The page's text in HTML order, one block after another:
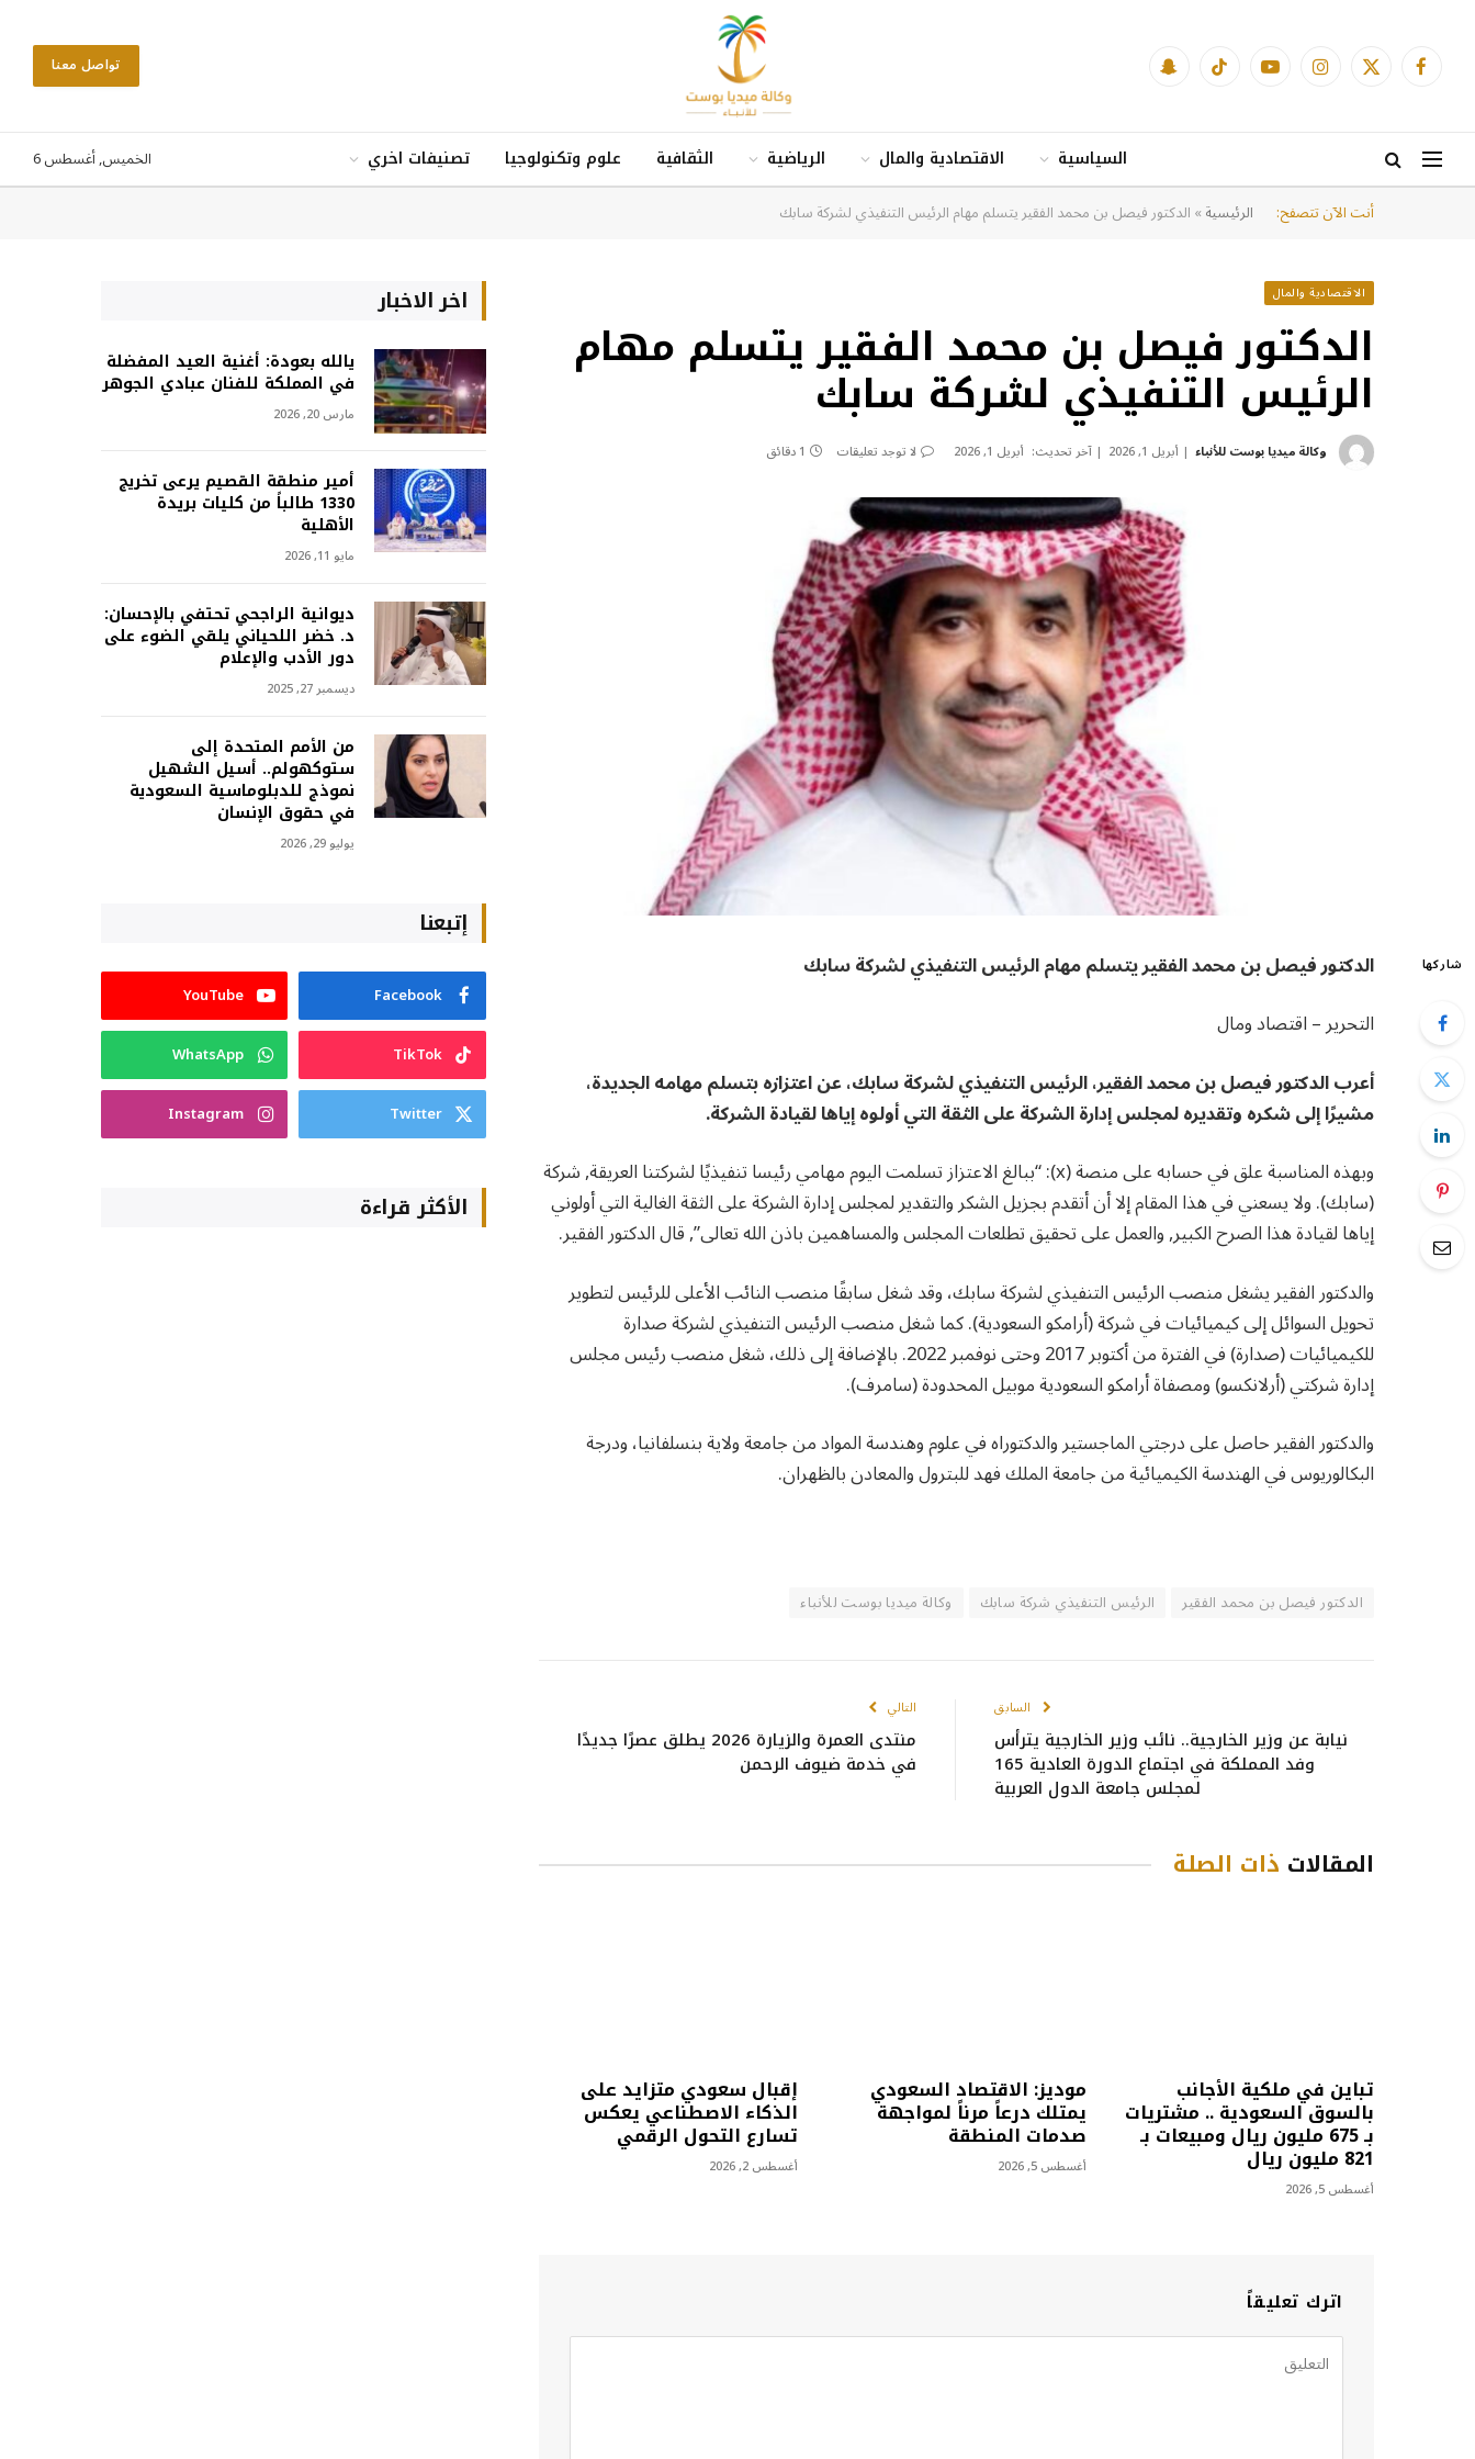
فيسبوكX الانستغراميوتيوب تيكتوك Snapchat تواصل معنا
السياسية الاقتصادية والمال الرياضية الثقافية علوم وتكنولوجيا تصنيفات اخري
الخميس, أغسطس 6
أنت الآن تتصفح:
الرئيسية»الدكتور فيصل بن محمد الفقير يتسلم مهام الرئيس التنفيذي لشركة سابك
الاقتصادية والمال
الدكتور فيصل بن محمد الفقير يتسلم مهام
الرئيس التنفيذي لشركة سابك
وكالة ميديا بوست للأنباء أبريل 1, 2026 آخر تحديث: أبريل 1, 2026 لا توجد تعليقات 1 دقائق
شاركها
الدكتور فيصل بن محمد الفقير يتسلم مهام الرئيس التنفيذي لشركة سابك
التحرير – اقتصاد ومال
أعرب الدكتور فيصل بن محمد الفقير، الرئيس التنفيذي لشركة سابك، عن اعتزازه بتسلم مهامه الجديدة،
مشيرًا إلى شكره وتقديره لمجلس إدارة الشركة على الثقة التي أولوه إياها لقيادة الشركة.
وبهذه المناسبة علق في حسابه على منصة (x): “ببالغ الاعتزاز تسلمت اليوم مهامي رئيسا تنفيذيًا لشركتنا العريقة, شركة
(سابك). ولا يسعني في هذا المقام إلا أن أتقدم بجزيل الشكر والتقدير لمجلس إدارة الشركة على الثقة الغالية التي أولوني
إياها لقيادة هذا الصرح الكبير, والعمل على تحقيق تطلعات المجلس والمساهمين باذن الله تعالى”, قال الدكتور الفقير.
والدكتور الفقير يشغل منصب الرئيس التنفيذي لشركة سابك، وقد شغل سابقًا منصب النائب الأعلى للرئيس لتطوير
تحويل السوائل إلى كيميائيات في شركة (أرامكو السعودية). كما شغل منصب الرئيس التنفيذي لشركة صدارة
للكيميائيات (صدارة) في الفترة من أكتوبر 2017 وحتى نوفمبر 2022. بالإضافة إلى ذلك، شغل منصب رئيس مجلس
إدارة شركتي (أرلانكسو) ومصفاة أرامكو السعودية موبيل المحدودة (سامرف).
والدكتور الفقير حاصل على درجتي الماجستير والدكتوراه في علوم وهندسة المواد من جامعة ولاية بنسلفانيا، ودرجة
البكالوريوس في الهندسة الكيميائية من جامعة الملك فهد للبترول والمعادن بالظهران.
الدكتور فيصل بن محمد الفقير الرئيس التنفيذي شركة سابك وكالة ميديا بوست للأنباء
السابق
نيابة عن وزير الخارجية.. نائب وزير الخارجية يترأس
وفد المملكة في اجتماع الدورة العادية 165
لمجلس جامعة الدول العربية
التالي
منتدى العمرة والزيارة 2026 يطلق عصرًا جديدًا
في خدمة ضيوف الرحمن
المقالات ذات الصلة
تباين في ملكية الأجانب
بالسوق السعودية .. مشتريات
بـ 675 مليون ريال ومبيعات بـ
821 مليون ريال
أغسطس 5, 2026
موديز: الاقتصاد السعودي
يمتلك درعاً مرناً لمواجهة
صدمات المنطقة
أغسطس 5, 2026
إقبال سعودي متزايد على
الذكاء الاصطناعي يعكس
تسارع التحول الرقمي
أغسطس 2, 2026
اترك تعليقاً
اخر الاخبار
يالله بعودة: أغنية العيد المفضلة
في المملكة للفنان عبادي الجوهر
مارس 20, 2026
أمير منطقة القصيم يرعى تخريج
1330 طالباً من كليات بريدة
الأهلية
مايو 11, 2026
ديوانية الراجحي تحتفي بالإحسان:
د. خضر اللحياني يلقي الضوء على
دور الأدب والإعلام
ديسمبر 27, 2025
من الأمم المتحدة إلى
ستوكهولم.. أسيل الشهيل
نموذج للدبلوماسية السعودية
في حقوق الإنسان
يوليو 29, 2026
إتبعنا
Facebook
YouTube
TikTok
WhatsApp
Twitter
Instagram
الأكثر قراءة